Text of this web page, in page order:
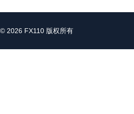
© 2026 FX110 版权所有